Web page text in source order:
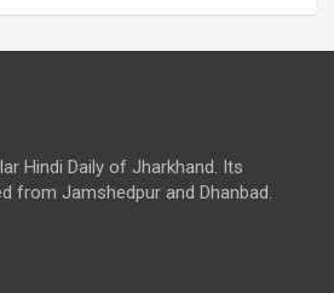
Hindi Daily of Jharkhand. Its
from Jamshedpur and Dhanbad.